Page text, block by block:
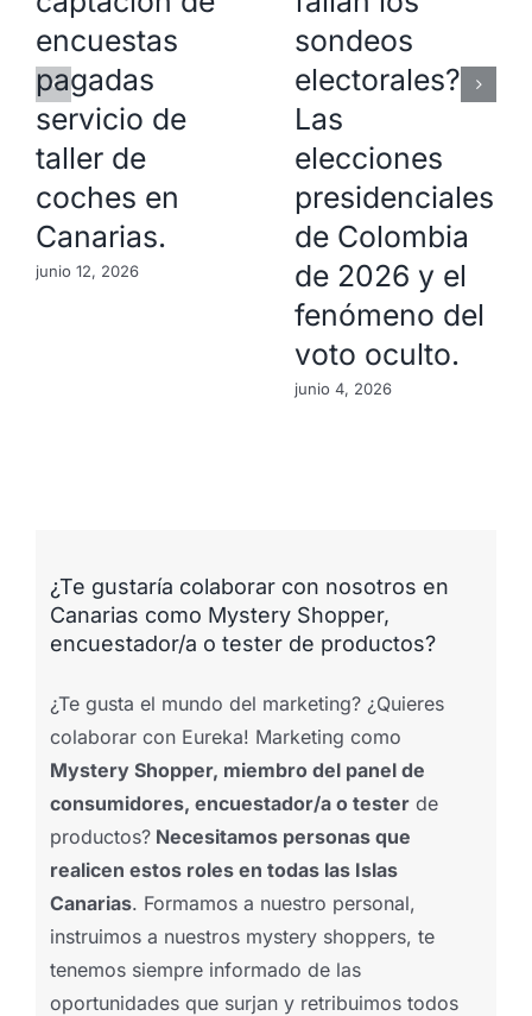
encuestas
pagadas
servicio de
taller de
coches en
Canarias.
junio 12, 2026
sondeos
electorales?
Las
elecciones
presidenciales
de Colombia
de 2026 y el
fenómeno del
voto oculto.
junio 4, 2026
¿Te gustaría colaborar con nosotros en
Canarias como Mystery Shopper,
encuestador/a o tester de productos?
¿Te gusta el mundo del marketing? ¿Quieres
colaborar con Eureka! Marketing como
Mystery Shopper, miembro del panel de
consumidores, encuestador/a o tester de
productos? Necesitamos personas que
realicen estos roles en todas las Islas
Canarias. Formamos a nuestro personal,
instruimos a nuestros mystery shoppers, te
tenemos siempre informado de las
oportunidades que surjan y retribuimos todos